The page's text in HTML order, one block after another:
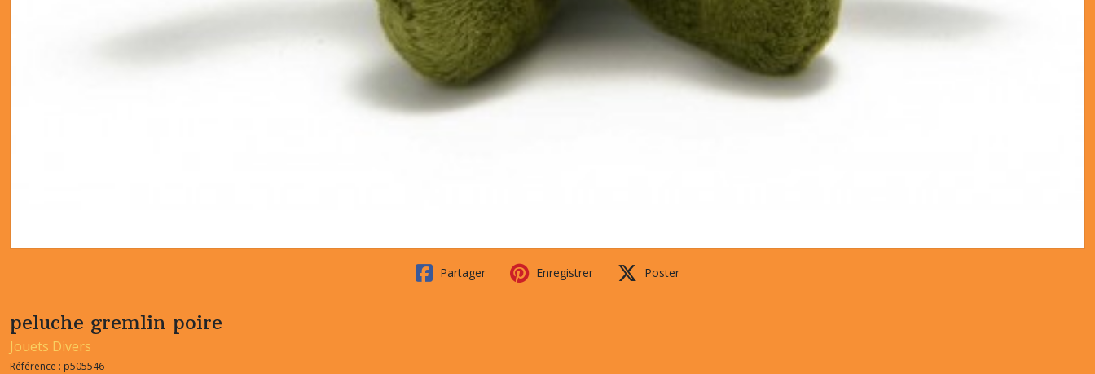
Partager Enregistrer Poster
peluche gremlin poire
Jouets Divers
Référence : p505546